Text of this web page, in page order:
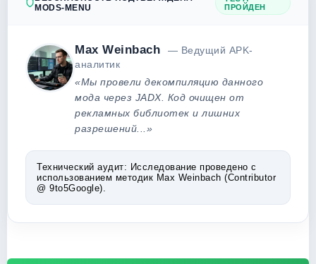
MODS-MENU
ПРОЙДЕН
Max Weinbach
— Ведущий APK-
аналитик
«Мы провели декомпиляцию данного
мода через JADX. Код очищен от
рекламных библиотек и лишних
разрешений...»
Технический аудит: Исследование проведено с
использованием методик Max Weinbach (Contributor
@ 9to5Google).